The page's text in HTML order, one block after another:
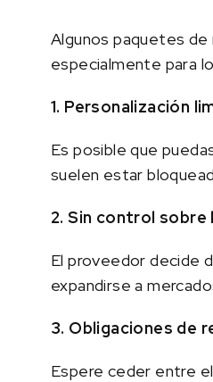
Algunos paquetes de
especialmente para
1. Personalización
Es posible que
suelen estar
2. Sin control sobre
El proveedor decide
expandirse a
3. Obligaciones de
Espere ceder entre